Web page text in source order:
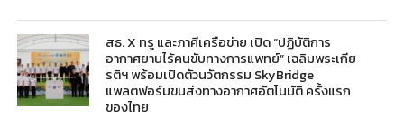
สธ. X ทรู และภาคีเครือข่าย เปิด “ปฏิบัติการ
อากาศยานไร้คนขับทางการแพทย์” เฉลิมพระเกีย
รติฯ พร้อมเปิดตัวนวัตกรรม SkyBridge
แพลตฟอร์มขนส่งทางอากาศอัตโนมัติ ครั้งแรก
ของไทย